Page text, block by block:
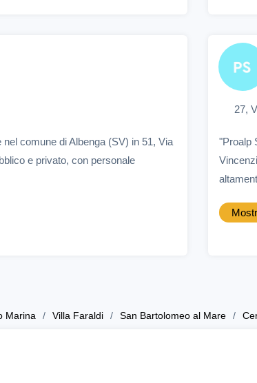
comune di Albenga (SV) in 51, Via
e privato, con personale
27,
"Proalp
Marina Villa Faraldi San Bartolomeo al Mare